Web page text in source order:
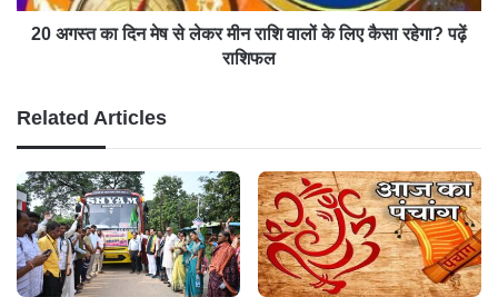
20 अगस्त का दिन मेष से लेकर मीन राशि वालों के लिए कैसा रहेगा? पढ़ें
राशिफल
Related Articles